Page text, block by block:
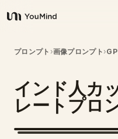
YouMind
概要
ユースケース
スキル
プロンプト ›画像プロンプト ›
インド人カ
レートプロ